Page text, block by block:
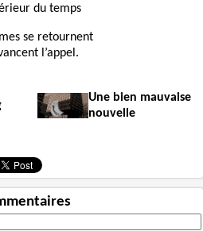
du temps
se retournent
l’appel.
Une bien mauvaise
nouvelle